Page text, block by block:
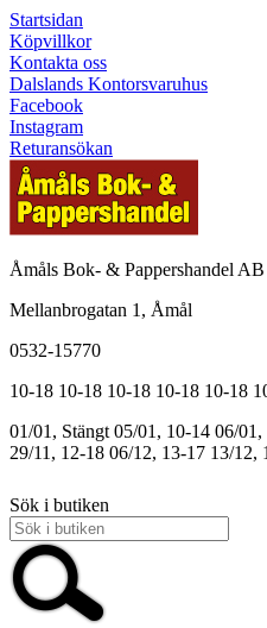
Startsidan
Köpvillkor
Kontakta oss
Dalslands Kontorsvaruhus
Facebook
Instagram
Returansökan
Åmåls Bok- & Pappershandel AB
Mellanbrogatan 1, Åmål
0532-15770
10-18 10-18 10-18 10-18 10-18
01/01, Stängt 05/01, 10-14 06/01,
29/11, 12-18 06/12, 13-17 13/12,
Sök i butiken